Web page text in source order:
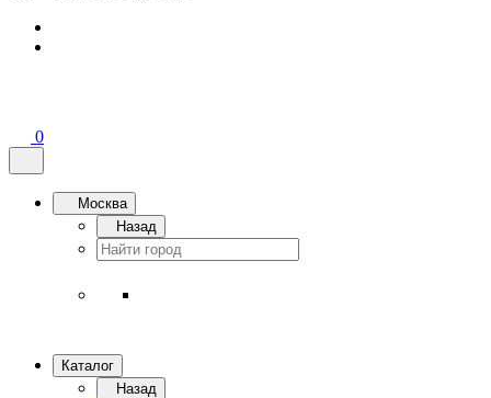
0
Москва
Назад
Каталог
Назад